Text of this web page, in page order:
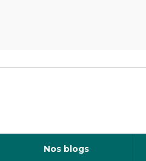
Nos blogs